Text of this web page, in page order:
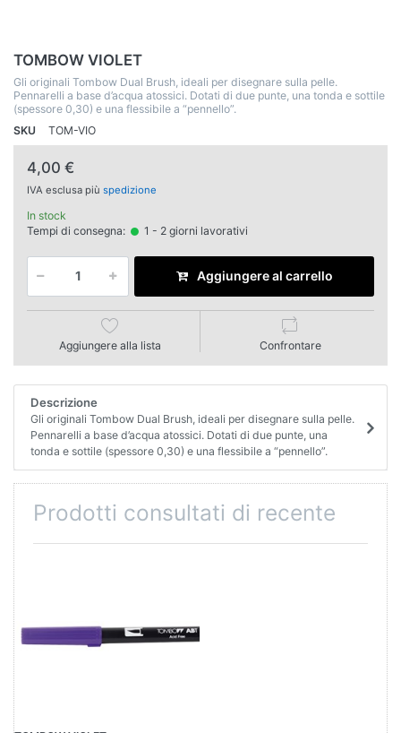
TOMBOW VIOLET
Gli originali Tombow Dual Brush, ideali per disegnare sulla pelle.
Pennarelli a base d’acqua atossici. Dotati di due punte, una tonda e sottile
(spessore 0,30) e una flessibile a “pennello”.
SKU
TOM-VIO
4,00 €
IVA esclusa più spedizione
In stock
Tempi di consegna:
1 - 2 giorni lavorativi
Aggiungere al carrello
Aggiungere alla lista Confrontare
Descrizione
Gli originali Tombow Dual Brush, ideali per disegnare sulla pelle.
Pennarelli a base d’acqua atossici. Dotati di due punte, una
tonda e sottile (spessore 0,30) e una flessibile a “pennello”.
Prodotti consultati di recente